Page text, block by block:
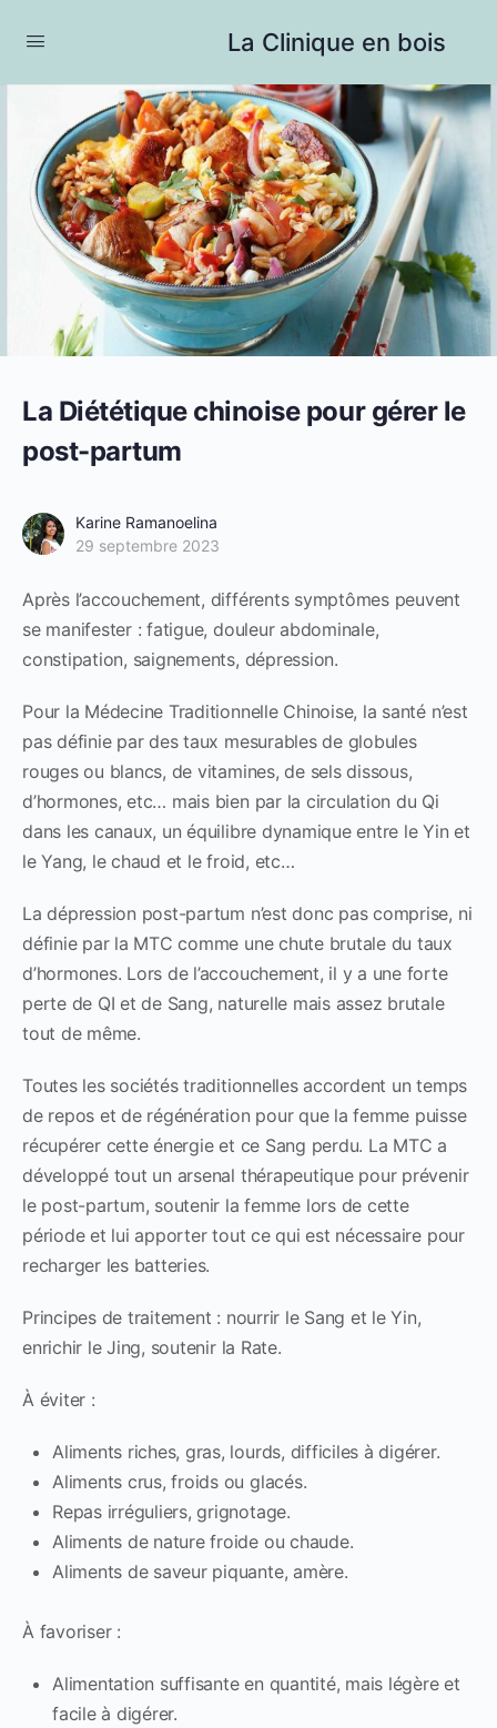
La Clinique en bois
La Diététique chinoise pour gérer le
post-partum
Karine Ramanoelina
29 septembre 2023
Après l’accouchement, différents symptômes peuvent
se manifester : fatigue, douleur abdominale,
constipation, saignements, dépression.
Pour la Médecine Traditionnelle Chinoise, la santé n’est
pas définie par des taux mesurables de globules
rouges ou blancs, de vitamines, de sels dissous,
d’hormones, etc… mais bien par la circulation du Qi
dans les canaux, un équilibre dynamique entre le Yin et
le Yang, le chaud et le froid, etc…
La dépression post-partum n’est donc pas comprise, ni
définie par la MTC comme une chute brutale du taux
d’hormones. Lors de l’accouchement, il y a une forte
perte de QI et de Sang, naturelle mais assez brutale
tout de même.
Toutes les sociétés traditionnelles accordent un temps
de repos et de régénération pour que la femme puisse
récupérer cette énergie et ce Sang perdu. La MTC a
développé tout un arsenal thérapeutique pour prévenir
le post-partum, soutenir la femme lors de cette
période et lui apporter tout ce qui est nécessaire pour
recharger les batteries.
Principes de traitement : nourrir le Sang et le Yin,
enrichir le Jing, soutenir la Rate.
À éviter :
Aliments riches, gras, lourds, difficiles à digérer.
Aliments crus, froids ou glacés.
Repas irréguliers, grignotage.
Aliments de nature froide ou chaude.
Aliments de saveur piquante, amère.
À favoriser :
Alimentation suffisante en quantité, mais légère et
facile à digérer.